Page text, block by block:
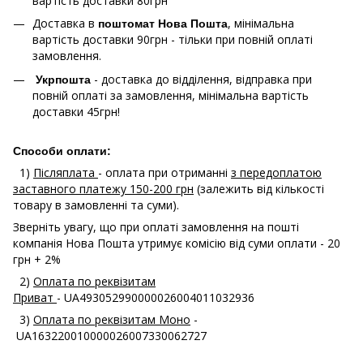
Доставка в поштомат Нова Пошта, мінімальна
вартість доставки 90грн - тільки при повній оплаті
замовлення.
Укрпошта - доставка до відділення, відправка при
повній оплаті за замовлення, мінімальна вартість
доставки 45грн!
Способи оплати:
1) Післяплата - оплата при отриманні з передоплатою
заставного платежу 150-200 грн (залежить від кількості
товару в замовленні та суми).
Зверніть увагу, що при оплаті замовлення на пошті
компанія Нова Пошта утримує комісію від суми оплати - 20
грн + 2%
2) Оплата по реквізитам
Приват - UA493052990000026004011032936
3) Оплата по реквізитам Моно -
UA163220010000026007330062727